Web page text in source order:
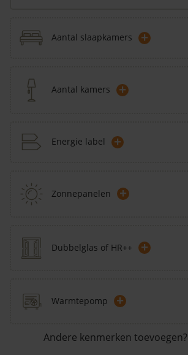
Aantal slaapkamers +
Aantal kamers +
Energie label +
Zonnepanelen +
Dubbelglas of HR++ +
Warmtepomp +
Andere kenmerken toevoegen?